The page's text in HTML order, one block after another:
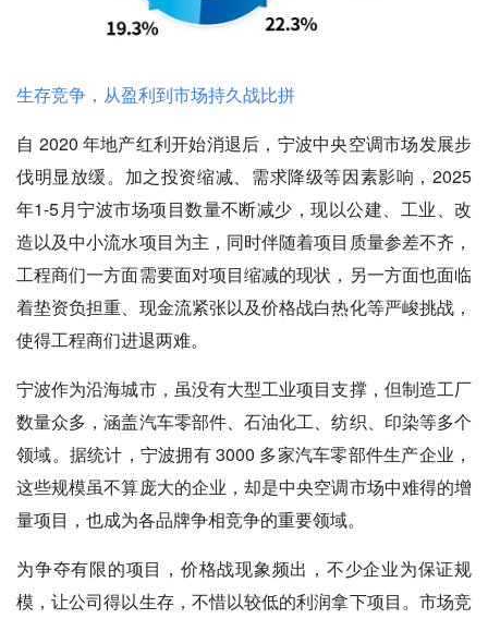
生存竞争，从盈利到市场持久战比拼
自 2020 年地产红利开始消退后，宁波中央空调市场发展步
伐明显放缓。加之投资缩减、需求降级等因素影响，2025
年1-5月宁波市场项目数量不断减少，现以公建、工业、改
造以及中小流水项目为主，同时伴随着项目质量参差不齐，
工程商们一方面需要面对项目缩减的现状，另一方面也面临
着垫资负担重、现金流紧张以及价格战白热化等严峻挑战，
使得工程商们进退两难。
宁波作为沿海城市，虽没有大型工业项目支撑，但制造工厂
数量众多，涵盖汽车零部件、石油化工、纺织、印染等多个
领域。据统计，宁波拥有 3000 多家汽车零部件生产企业，
这些规模虽不算庞大的企业，却是中央空调市场中难得的增
量项目，也成为各品牌争相竞争的重要领域。
为争夺有限的项目，价格战现象频出，不少企业为保证规
模，让公司得以生存，不惜以较低的利润拿下项目。市场竞